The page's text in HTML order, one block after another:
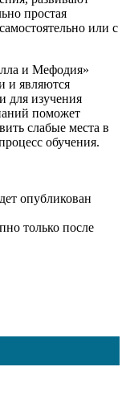
простая
или с
и Мефодия»
и являются
для изучения
поможет
слабые места в
обучения.
опубликован
только после